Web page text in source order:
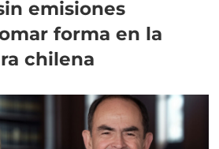
emisiones
forma en la
chilena